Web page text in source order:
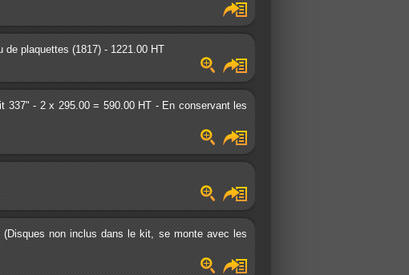
plaquettes (1817) - 1221.00 HT
337" - 2 x 295.00 = 590.00 HT - En conservant les
non inclus dans le kit, se monte avec les